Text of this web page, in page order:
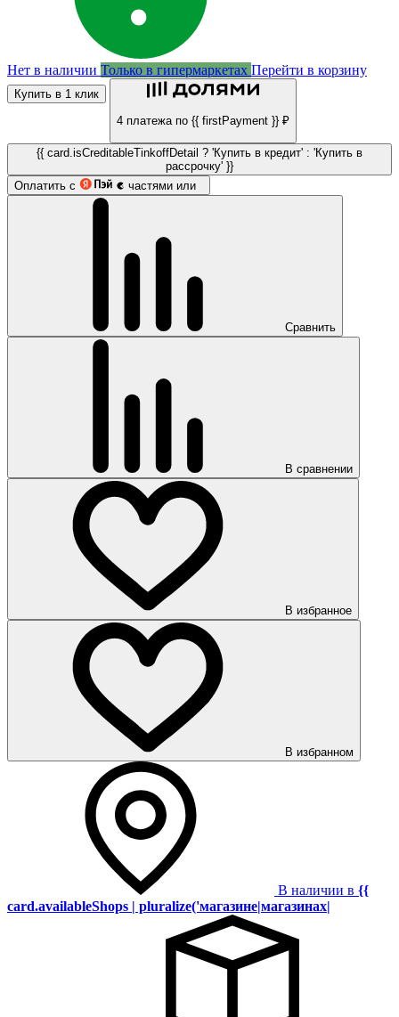
Нет в наличии Только в гипермаркетах Перейти в корзину
Купить в 1 клик
4 платежа по {{ firstPayment }} ₽
{{ card.isCreditableTinkoffDetail ? 'Купить в кредит' : 'Купить в
рассрочку' }}
Оплатить с
частями или
Сравнить
В сравнении
В избранное
В избранном
В наличии в {{
card.availableShops | pluralize('магазине|магазинах|